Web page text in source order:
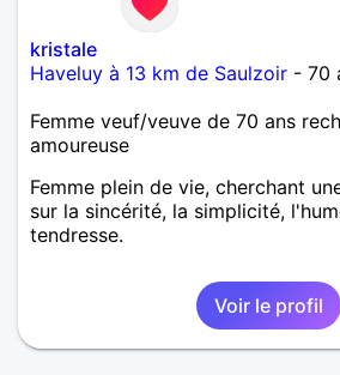
kristale
Haveluy à 13 km de Saulzoir - 70
Femme veuf/veuve de 70 ans
amoureuse
Femme plein de vie, cherchant
sur la sincérité, la simplicité,
tendresse.
Voir le profil